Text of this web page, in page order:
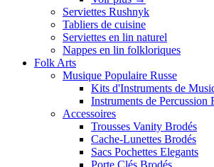
Serviettes Rushnyk
Tabliers de cuisine
Serviettes en lin naturel
Nappes en lin folkloriques
Folk Arts
Musique Populaire Russe
Kits d'Instruments de
Instruments de Percussion
Accessoires
Trousses Vanity Brodés
Cache-Lunettes Brodés
Sacs Pochettes Elegants
Porte Clés Brodés